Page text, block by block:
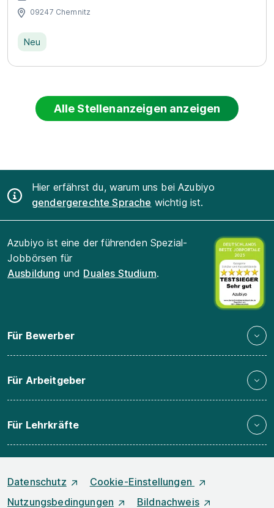
09247 Chemnitz
Neu
Alle Stellenanzeigen anzeigen
Hier erfährst du, warum uns bei Azubiyo
gendergerechte Sprache wichtig ist.
Azubiyo ist eine der führenden Spezial-
Jobbörsen für
Ausbildung und Duales Studium.
Für Bewerber
Für Arbeitgeber
Für Lehrkräfte
Datenschutz
Cookie-Einstellungen
Nutzungsbedingungen
Bildnachweis